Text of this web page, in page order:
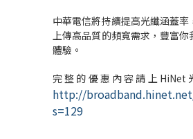
中華電信將持續提高光纖涵蓋率
上傳高品質的頻寬需求，豐富你
體驗。
完整的優惠內容請上HiNet
http://
s=129